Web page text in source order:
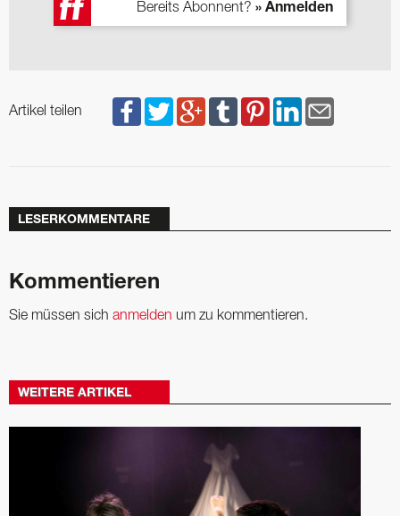
Bereits Abonnent? » Anmelden
Artikel teilen
LESERKOMMENTARE
Kommentieren
Sie müssen sich anmelden um zu kommentieren.
WEITERE ARTIKEL